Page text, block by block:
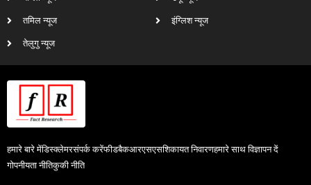
तमिल न्यूज
तेलुगु न्यूज
इंग्लिश न्यूज
हमारे बारे मेंडिस्क्लेमरसंपर्क करेंफीडबैकआरएसएसशिकायत निवारणहमारे साथ विज्ञापन दें
गोपनीयता नीतिकुकी नीति